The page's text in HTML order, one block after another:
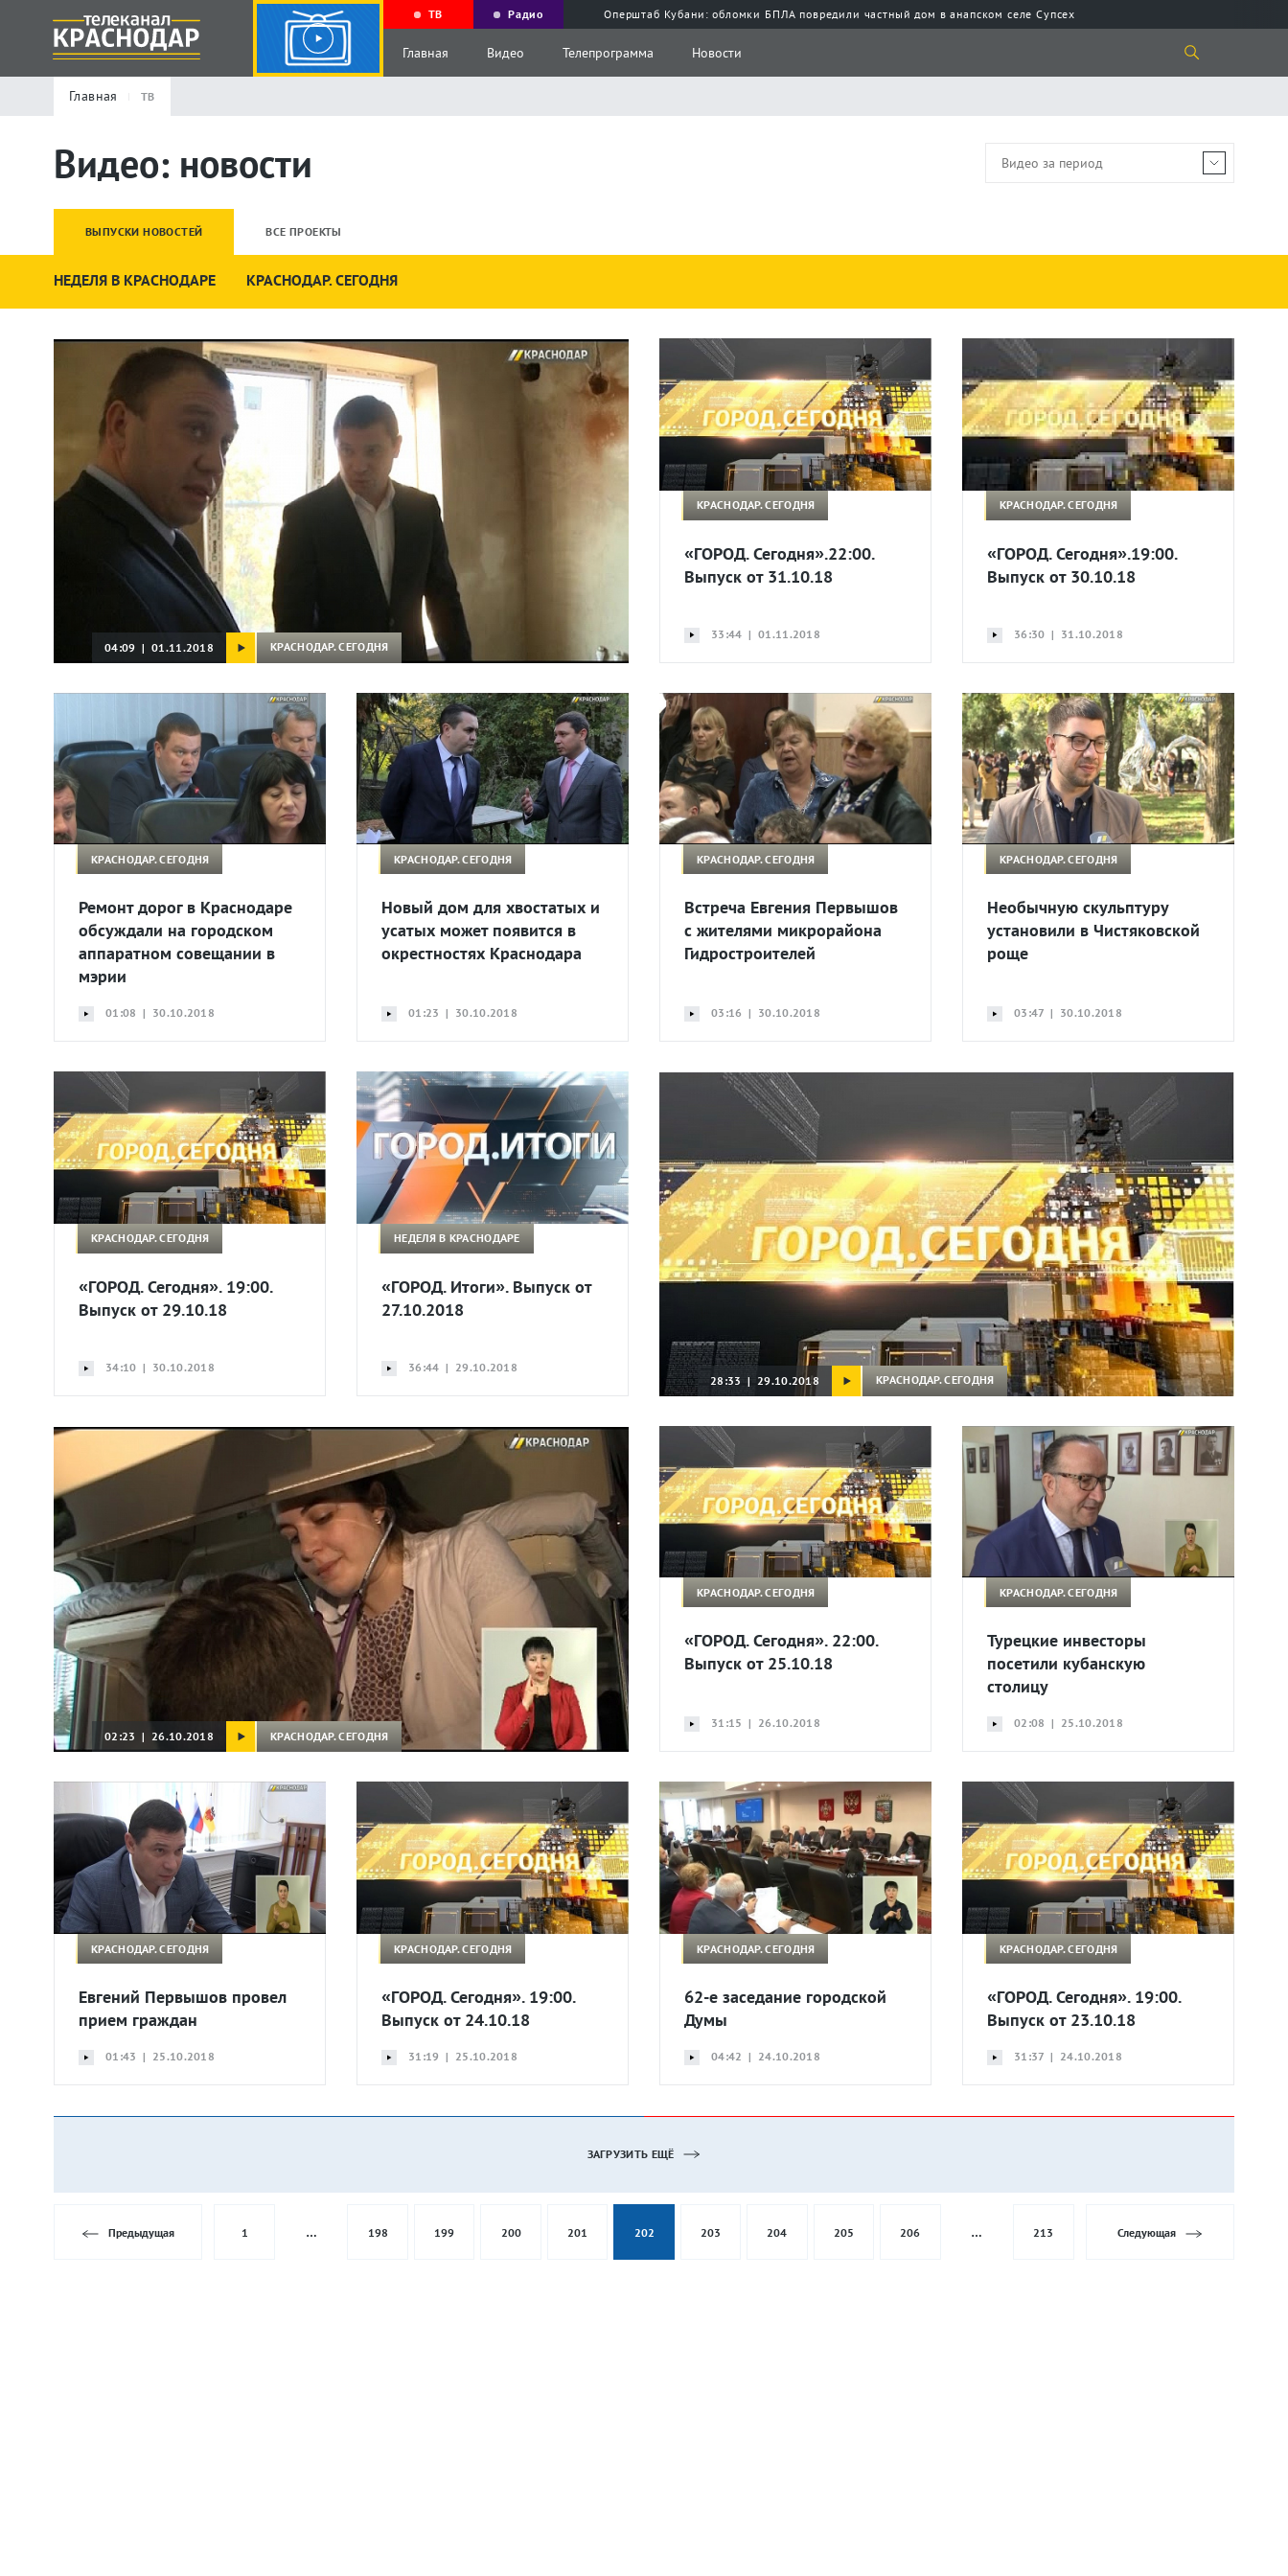
ТВ Радио Оперштаб Кубани: обломки БПЛА повредили частный дом в анапском селе Супсех
Главная Видео Телепрограмма Новости
Главная ТВ
Видео: новости
ВЫПУСКИ НОВОСТЕЙ ВСЕ ПРОЕКТЫ
НЕДЕЛЯ В КРАСНОДАРЕ КРАСНОДАР. СЕГОДНЯ
04:09 | 01.11.2018 КРАСНОДАР. СЕГОДНЯ
КРАСНОДАР. СЕГОДНЯ
«ГОРОД. Сегодня».22:00.
Выпуск от 31.10.18
33:44 | 01.11.2018
КРАСНОДАР. СЕГОДНЯ
«ГОРОД. Сегодня».19:00.
Выпуск от 30.10.18
36:30 | 31.10.2018
КРАСНОДАР. СЕГОДНЯ
Ремонт дорог в Краснодаре
обсуждали на городском
аппаратном совещании в
мэрии
01:08 | 30.10.2018
КРАСНОДАР. СЕГОДНЯ
Новый дом для хвостатых и
усатых может появится в
окрестностях Краснодара
01:23 | 30.10.2018
КРАСНОДАР. СЕГОДНЯ
Встреча Евгения Первышов
с жителями микрорайона
Гидростроителей
03:16 | 30.10.2018
КРАСНОДАР. СЕГОДНЯ
Необычную скульптуру
установили в Чистяковской
роще
03:47 | 30.10.2018
КРАСНОДАР. СЕГОДНЯ
«ГОРОД. Сегодня». 19:00.
Выпуск от 29.10.18
34:10 | 30.10.2018
НЕДЕЛЯ В КРАСНОДАРЕ
«ГОРОД. Итоги». Выпуск от
27.10.2018
36:44 | 29.10.2018
28:33 | 29.10.2018
КРАСНОДАР. СЕГОДНЯ
02:23 | 26.10.2018 КРАСНОДАР. СЕГОДНЯ
КРАСНОДАР. СЕГОДНЯ
«ГОРОД. Сегодня». 22:00.
Выпуск от 25.10.18
31:15 | 26.10.2018
КРАСНОДАР. СЕГОДНЯ
Турецкие инвесторы
посетили кубанскую
столицу
02:08 | 25.10.2018
КРАСНОДАР. СЕГОДНЯ
Евгений Первышов провел
прием граждан
01:43 | 25.10.2018
КРАСНОДАР. СЕГОДНЯ
«ГОРОД. Сегодня». 19:00.
Выпуск от 24.10.18
31:19 | 25.10.2018
КРАСНОДАР. СЕГОДНЯ
62-е заседание городской
Думы
04:42 | 24.10.2018
КРАСНОДАР. СЕГОДНЯ
«ГОРОД. Сегодня». 19:00.
Выпуск от 23.10.18
31:37 | 24.10.2018
ЗАГРУЗИТЬ ЕЩЁ
Предыдущая 1 … 198 199 200 201 202 203 204 205 206 … 213 Следующая